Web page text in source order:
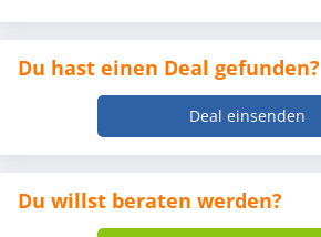
Du hast einen Deal gefunden?
Deal einsenden
Du willst beraten werden?